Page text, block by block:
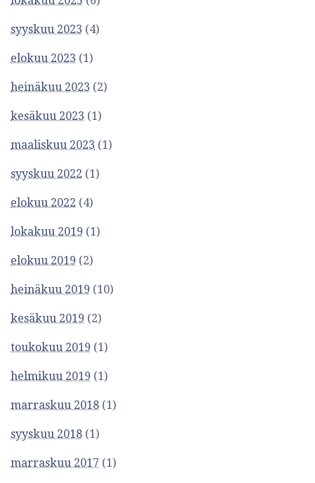
k
k
e
l
i
n
a
v
i
g
o
i
n
t
i
syyskuu 2023 (4)
elokuu 2023 (1)
heinäkuu 2023 (2)
kesäkuu 2023 (1)
maaliskuu 2023 (1)
syyskuu 2022 (1)
elokuu 2022 (4)
lokakuu 2019 (1)
elokuu 2019 (2)
heinäkuu 2019 (10)
kesäkuu 2019 (2)
toukokuu 2019 (1)
helmikuu 2019 (1)
marraskuu 2018 (1)
syyskuu 2018 (1)
marraskuu 2017 (1)